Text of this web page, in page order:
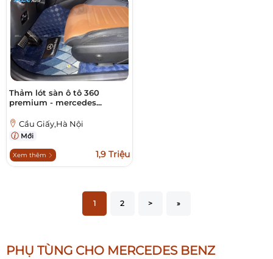
Thảm lót sàn ô tô 360
premium - mercedes...
Cầu Giấy,Hà Nội
Mới
Xem thêm 1,9 Triệu
1 2 > »
PHỤ TÙNG CHO MERCEDES BENZ